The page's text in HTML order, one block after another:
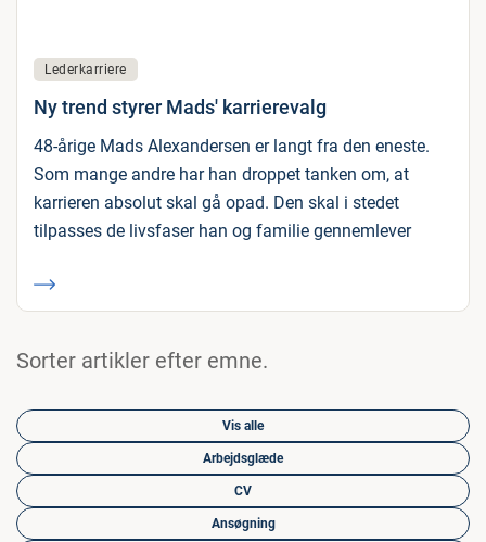
Lederkarriere
Ny trend styrer Mads' karrierevalg
48-årige Mads Alexandersen er langt fra den eneste.
Som mange andre har han droppet tanken om, at
karrieren absolut skal gå opad. Den skal i stedet
tilpasses de livsfaser han og familie gennemlever
Sorter artikler efter emne.
Vis alle
Arbejdsglæde
CV
Ansøgning